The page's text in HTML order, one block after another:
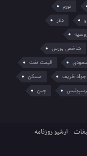
تورم
دلار
شاخص بورس
قیمت نفت
ظریف
مسکن
چین
ارشیو روزنامه